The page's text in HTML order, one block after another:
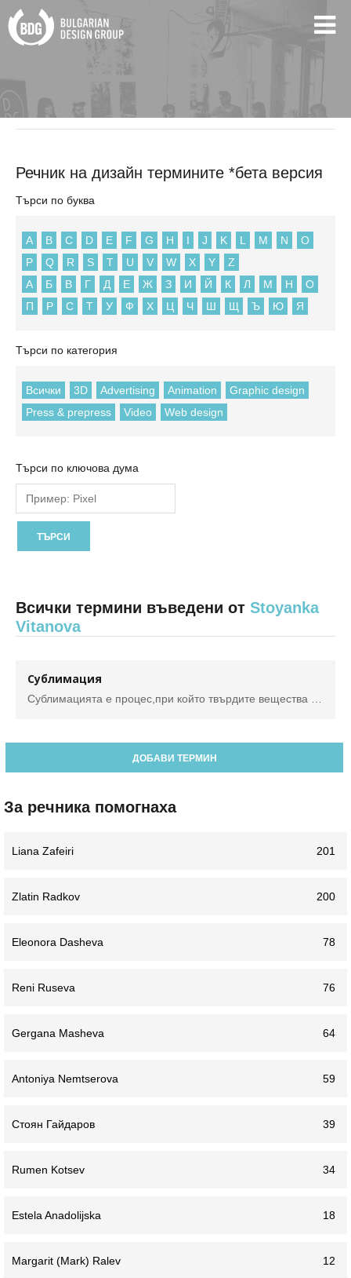
Речник на дизайн термините *бета версия
Търси по буква
A B C D E F G H I J K L M N
O
P
Q R S T U V W X Y
Z
А
Б В Г Д Е Ж З И Й К Л М Н
О
П
Р С Т У Ф Х Ц Ч Ш Щ Ъ Ю Я
Търси по категория
Всички 3D Advertising Animation
Graphic design
Press & prepress
Video Web design
Търси по ключова дума
Всички термини въведени от Stoyanka
Vitanova
Сублимация
ДОБАВИ ТЕРМИН
За речника помогнаха
Liana Zafeiri 201
Zlatin Radkov 200
Eleonora Dasheva 78
Reni Ruseva 76
Gergana Masheva 64
Antoniya Nemtserova 59
Стоян Гайдаров 39
Rumen Kotsev 34
Estela Anadolijska 18
Margarit (Mark) Ralev 12